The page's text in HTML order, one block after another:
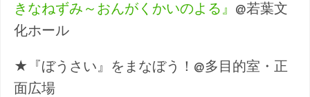
きなねずみ～おんがくかいのよる』 @若葉文
化ホール
★『ぼうさい』をまなぼう！@多目的室・正
面広場